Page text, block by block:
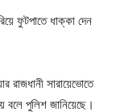
ফুটপাতে ধাক্কা দেন
রাজধানী সারায়েভোতে
বলে পুলিশ জানিয়েছে।